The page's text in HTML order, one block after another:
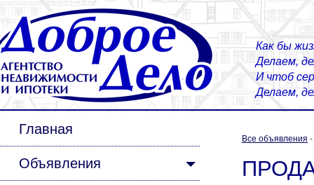
Как бы
Делаем,
И чтоб
Делаем,
Главная
Объявления
Все объявления -